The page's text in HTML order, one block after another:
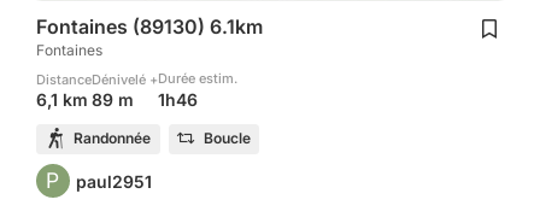
Fontaines (89130) 6.1km
Fontaines
Distance
6,1 km
Dénivelé +
89 m
Durée estim.
1h46
Randonnée Boucle
P paul2951